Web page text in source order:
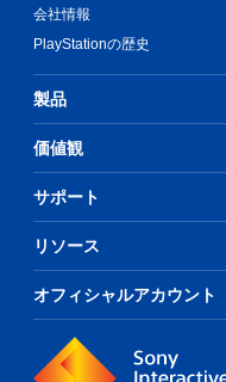
会社情報
PlayStationの歴史
製品
価値観
サポート
リソース
オフィシャルアカウント